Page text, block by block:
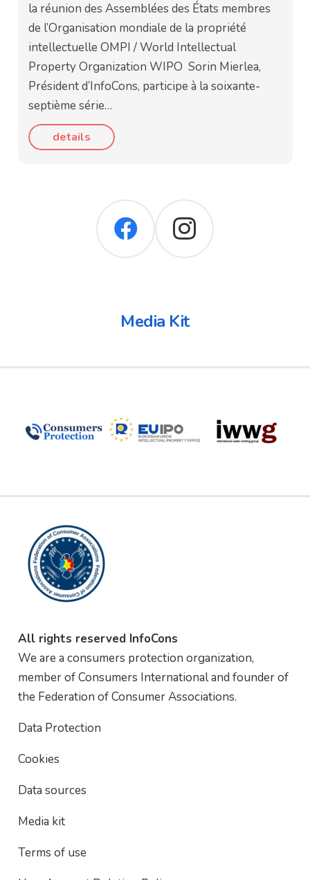
la réunion des Assemblées des États membres
de l’Organisation mondiale de la propriété
intellectuelle OMPI / World Intellectual
Property Organization WIPO Sorin Mierlea,
Président d’InfoCons, participe à la soixante-
septième série…
details
Media Kit
All rights reserved InfoCons
We are a consumers protection organization,
member of Consumers International and founder of
the Federation of Consumer Associations.
Data Protection
Cookies
Data sources
Media kit
Terms of use